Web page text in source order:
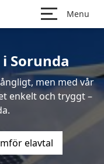
Menu
Sorunda
men med vår
enkelt och tryggt –
elavtal